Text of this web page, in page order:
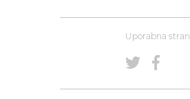
Uporabna stran